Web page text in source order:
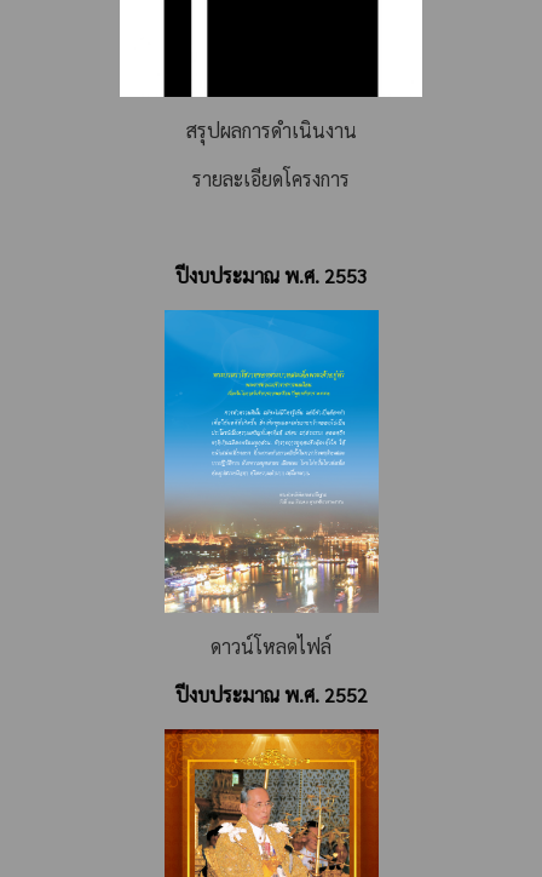
สรุปผลการดำเนินงาน
รายละเอียดโครงการ
ปีงบประมาณ พ.ศ. 2553
ดาวน์โหลดไฟล์
ปีงบประมาณ พ.ศ. 2552